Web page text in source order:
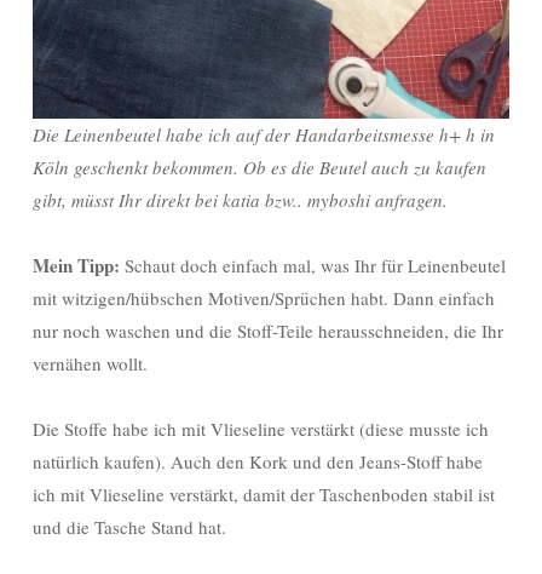
Die Leinenbeutel habe ich auf der Handarbeitsmesse h+ h in
Köln geschenkt bekommen. Ob es die Beutel auch zu kaufen
gibt, müsst Ihr direkt bei katia bzw.. myboshi anfragen.
Mein Tipp: Schaut doch einfach mal, was Ihr für Leinenbeutel
mit witzigen/hübschen Motiven/Sprüchen habt. Dann einfach
nur noch waschen und die Stoff-Teile herausschneiden, die Ihr
vernähen wollt.
Die Stoffe habe ich mit Vlieseline verstärkt (diese musste ich
natürlich kaufen). Auch den Kork und den Jeans-Stoff habe
ich mit Vlieseline verstärkt, damit der Taschenboden stabil ist
und die Tasche Stand hat.